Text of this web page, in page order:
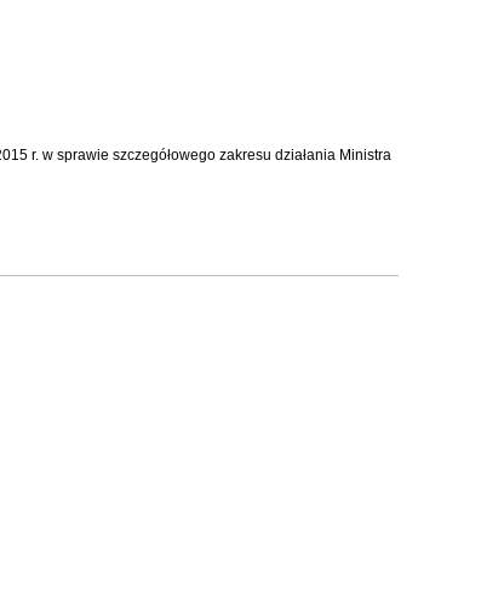
r. w sprawie szczegółowego zakresu działania Ministra